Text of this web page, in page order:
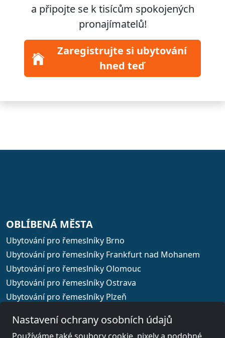
a připojte se ktisícům spokojených
pronajímatelů!
Zaregistrujte si ubytování
hned teď
OBLÍBENÁ MĚSTA
Ubytování pro řemeslníky Brno
Ubytování pro řemeslníky Frankfurt nad Mohanem
Ubytování pro řemeslníky Olomouc
Ubytování pro řemeslníky Ostrava
Ubytování pro řemeslníky Plzeň
Nastavení ochrany osobních údajů